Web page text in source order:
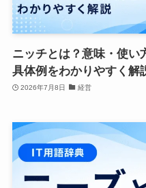
ニッチとは？意味・使い
具体例をわかりやすく解
2026年7月8日 経営